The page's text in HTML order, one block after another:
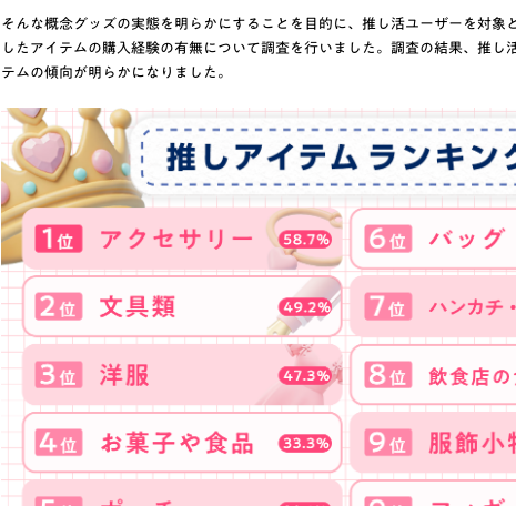
そんな概念グッズの実態を明らかにすることを目的に、推し活ユーザーを対象
したアイテムの購入経験の有無について調査を行いました。調査の結果、推し
テムの傾向が明らかになりました。